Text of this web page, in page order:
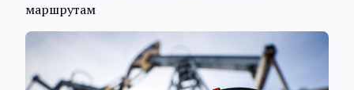
Интервью
маршрутам